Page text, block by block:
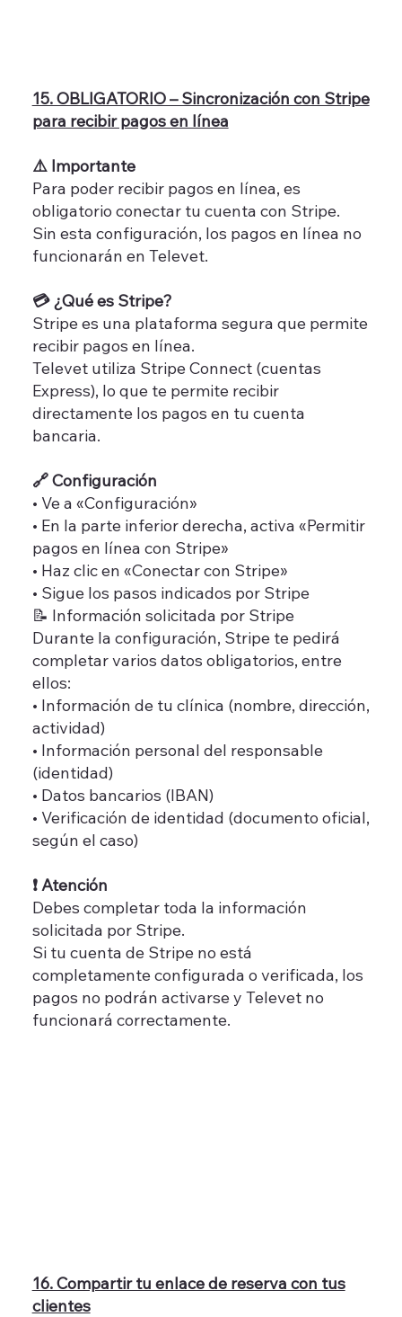
15. OBLIGATORIO – Sincronización con Stripe
para recibir pagos en línea
⚠️ Importante
Para poder recibir pagos en línea, es
obligatorio conectar tu cuenta con Stripe.
Sin esta configuración, los pagos en línea no
funcionarán en Televet.
💳 ¿Qué es Stripe?
Stripe es una plataforma segura que permite
recibir pagos en línea.
Televet utiliza Stripe Connect (cuentas
Express), lo que te permite recibir
directamente los pagos en tu cuenta
bancaria.
🔗 Configuración
• Ve a «Configuración»
• En la parte inferior derecha, activa «Permitir
pagos en línea con Stripe»
• Haz clic en «Conectar con Stripe»
• Sigue los pasos indicados por Stripe
📝 Información solicitada por Stripe
Durante la configuración, Stripe te pedirá
completar varios datos obligatorios, entre
ellos:
• Información de tu clínica (nombre, dirección,
actividad)
• Información personal del responsable
(identidad)
• Datos bancarios (IBAN)
• Verificación de identidad (documento oficial,
según el caso)
❗ Atención
Debes completar toda la información
solicitada por Stripe.
Si tu cuenta de Stripe no está
completamente configurada o verificada, los
pagos no podrán activarse y Televet no
funcionará correctamente.
16. Compartir tu enlace de reserva con tus
clientes